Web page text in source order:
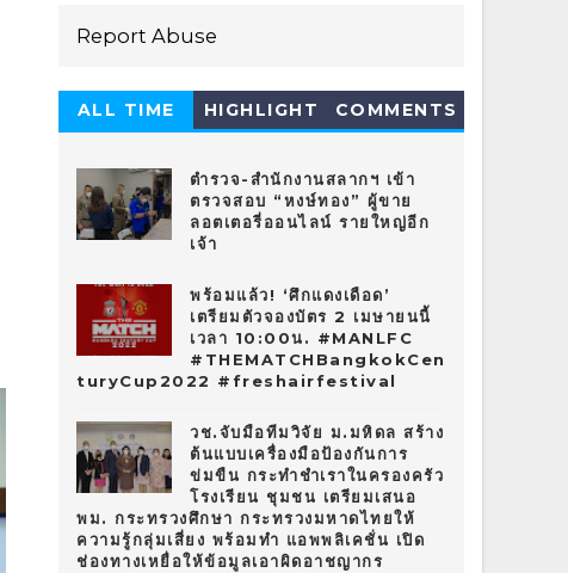
Report Abuse
ALL TIME
HIGHLIGHT COMMENTS
ตำรวจ-สำนักงานสลากฯ เข้า
ตรวจสอบ “หงษ์ทอง” ผู้ขาย
ลอตเตอรี่ออนไลน์ รายใหญ่อีก
เจ้า
พร้อมแล้ว! ‘ศึกแดงเดือด’
เตรียมตัวจองบัตร 2 เมษายนนี้
เวลา 10:00น. #MANLFC
#THEMATCHBangkokCen
turyCup2022 #freshairfestival
วช.จับมือทีมวิจัย ม.มหิดล สร้าง
ต้นแบบเครื่องมือป้องกันการ
ข่มขืน กระทำชำเราในครองครัว
โรงเรียน ชุมชน เตรียมเสนอ
พม. กระทรวงศึกษา กระทรวงมหาดไทยให้
ความรู้กลุ่มเสี่ยง พร้อมทำ แอพพลิเคชั่น เปิด
ช่องทางเหยื่อให้ข้อมูลเอาผิดอาชญากร